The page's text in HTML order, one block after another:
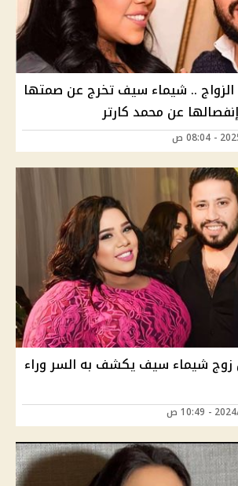
من الزواج .. شيماء سيف تخرج عن صمتها
عن محمد كارتر
زوج شيماء سيف يكشف به السر وراء